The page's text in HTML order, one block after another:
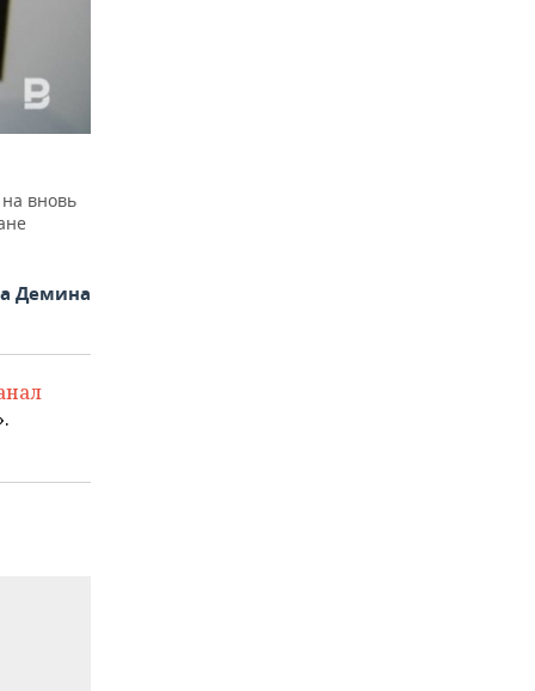
вновь
Демина